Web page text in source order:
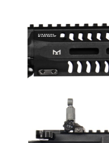
１．透過由恩沛科技股份有限公司提
易，需依本服務之必要範圍內提供個
權轉讓予恩沛科技股份有限公司。
２．關於個人資料處理事宜，請瀏覽
https://aftee.tw/terms/#terms3
３．未成年的使用者請事先徵得法定
「AFTEE先享後付」，若未經同意
時審查核予不同之上限額度；若仍有
５．嚴禁一人註冊多個帳號或使用他
恩沛科技股份有限公司將有權停止該